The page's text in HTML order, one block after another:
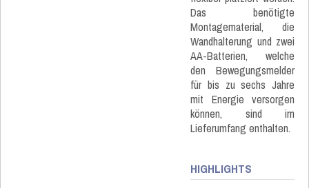
Das benötigte
Montagematerial, die
Wandhalterung und zwei
AA-Batterien, welche
den Bewegungsmelder
für bis zu sechs Jahre
mit Energie versorgen
können, sind im
Lieferumfang enthalten.
HIGHLIGHTS